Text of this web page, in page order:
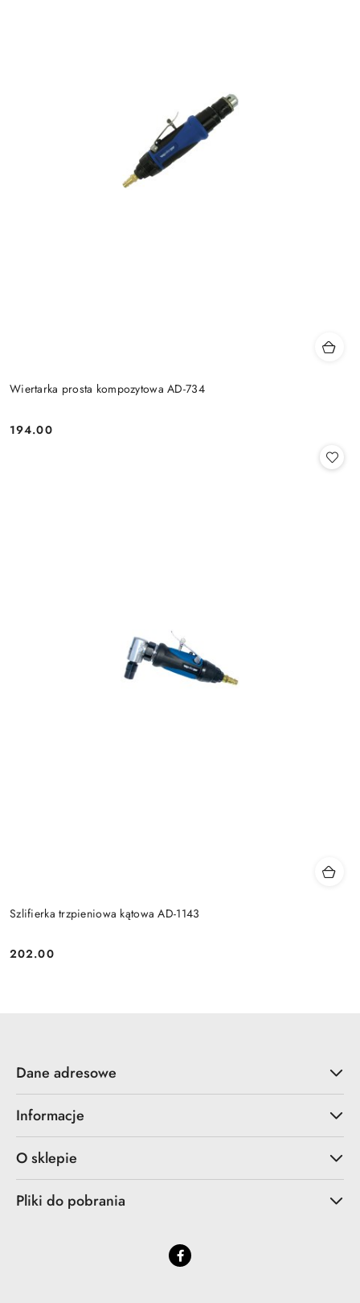
Wiertarka prosta kompozytowa AD-734
Cena:
194.00
Szlifierka trzpieniowa kątowa AD-1143
Cena:
202.00
Dane adresowe
Informacje
O sklepie
Pliki do pobrania